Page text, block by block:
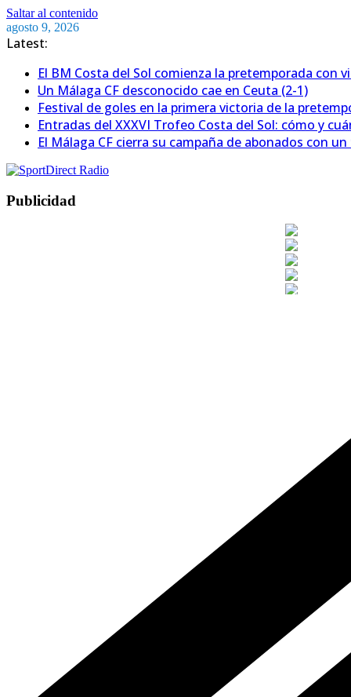
Saltar al contenido
agosto 9, 2026
Latest:
El BM Costa del Sol comienza la pretemporada con
Un Málaga CF desconocido cae en Ceuta (2-1)
Festival de goles en la primera victoria de la
Entradas del XXXVI Trofeo Costa del Sol: cómo y
El Málaga CF cierra su campaña de abonados con
Publicidad